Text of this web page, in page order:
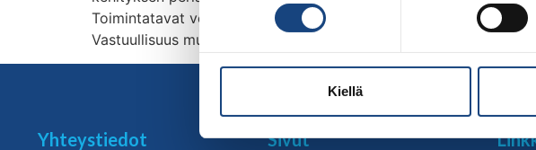
Kiellä
Toimintatavat voivat liittyä esim. liikenteeseen, tapahtumiin,
Vastuullisuus muista ja oman toiminnan arviointi ovat osa […]
Yhteystiedot Sivut